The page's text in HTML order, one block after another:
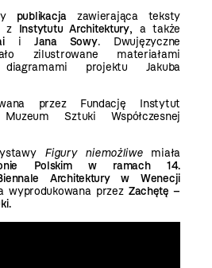
publikacjazawierająca teksty
z Instytutu Architektury, a także
iJana Sowy. Dwujęzyczne
zilustrowane materiałami
projektu Jakuba
przez Fundację Instytut
Sztuki Współczesnej
Figury niemożliwemiała
Polskim w ramach 14.
Architektury w Wenecji
wyprodukowana przez Zachętę –